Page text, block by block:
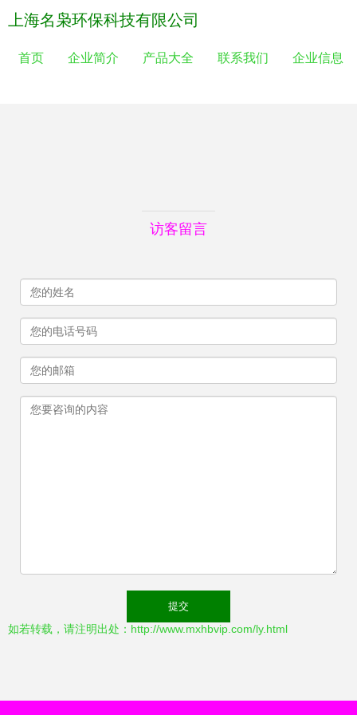
上海名枭环保科技有限公司
首页 企业简介 产品大全 联系我们 企业信息
访客留言
如若转载，请注明出处：http://www.mxhbvip.com/ly.html